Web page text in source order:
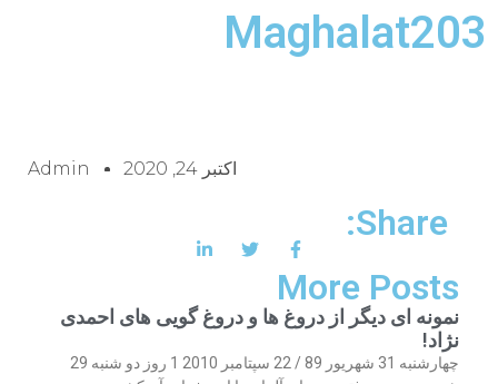
Maghalat203
اکتبر 24, 2020 Admin
Share:
More Posts
نمونه ای دیگر از دروغ ها و دروغ گویی های احمدی
نژاد!
چهارشنبه 31 شهریور 89 / 22 سپتامبر 2010 1 روز دو شنبه 29